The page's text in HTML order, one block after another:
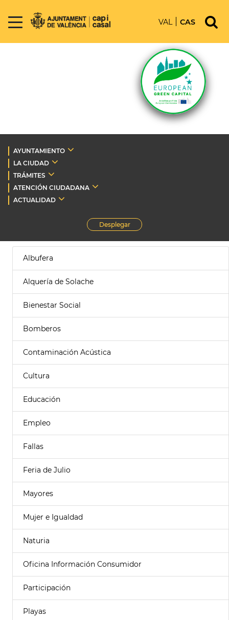
VAL CAS
AYUNTAMIENTO
LA CIUDAD
TRÁMITES
ATENCIÓN CIUDADANA
ACTUALIDAD
Desplegar
Albufera
Alquería de Solache
Bienestar Social
Bomberos
Contaminación Acústica
Cultura
Educación
Empleo
Fallas
Feria de Julio
Mayores
Mujer e Igualdad
Naturia
Oficina Información Consumidor
Participación
Playas